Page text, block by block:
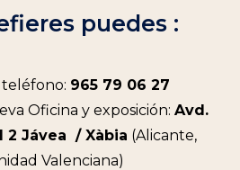
puedes :
teléfono: 965 79 06 27
Oficina y exposición: Avd.
2 Jávea / Xàbia (Alicante,
Valenciana)